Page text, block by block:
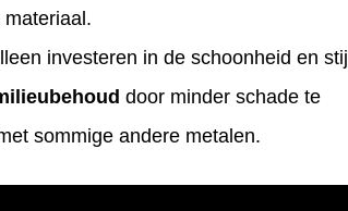
investeren in de schoonheid en stijl
door minder schade te
sommige andere metalen.